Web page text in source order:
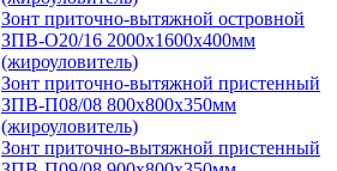
Зонт приточно-вытяжной островной
ЗПВ-О20/16 2000х1600х400мм
(жироуловитель)
Зонт приточно-вытяжной пристенный
ЗПВ-П08/08 800х800х350мм
(жироуловитель)
Зонт приточно-вытяжной пристенный